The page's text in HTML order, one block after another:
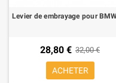
28,80 € 32,00 €
ACHETER